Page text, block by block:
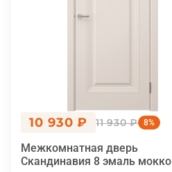
10 930 ₽ 11 930 ₽ 8%
Межкомнатная дверь
Скандинавия 8 эмаль мокко